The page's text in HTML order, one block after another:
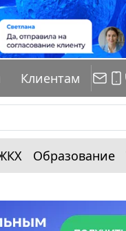
Клиентам
Образование